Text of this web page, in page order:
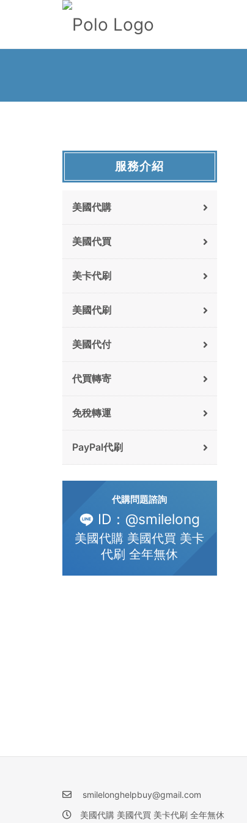
服務介紹
美國代購
美國代買
美卡代刷
美國代刷
美國代付
代買轉寄
免稅轉運
PayPal代刷
代購問題諮詢
ID：@smilelong
美國代購 美國代買 美卡
代刷 全年無休
smilelonghelpbuy@gmail.com
美國代購 美國代買 美卡代刷 全年無休